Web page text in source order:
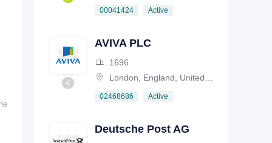
00041424 Active
AVIVA PLC
1696
London, England, United Kingdom
02468686 Active
Deutsche Post AG